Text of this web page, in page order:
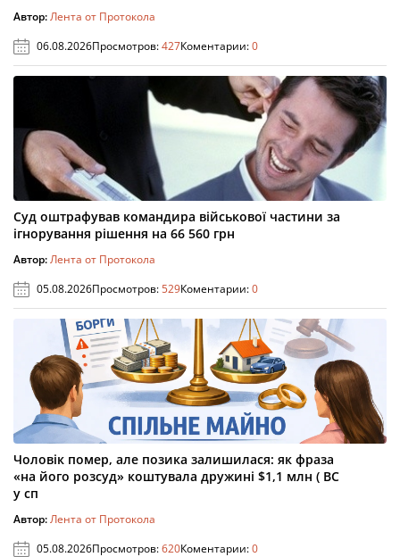
Автор:Лента от Протокола
06.08.2026Просмотров:427Коментарии:0
Суд оштрафував командира військової частини за
ігнорування рішення на 66 560 грн
Автор:Лента от Протокола
05.08.2026Просмотров:529Коментарии:0
Чоловік помер, але позика залишилася: як фраза
«на його розсуд» коштувала дружині $1,1 млн ( ВС
у сп
Автор:Лента от Протокола
05.08.2026Просмотров:620Коментарии:0